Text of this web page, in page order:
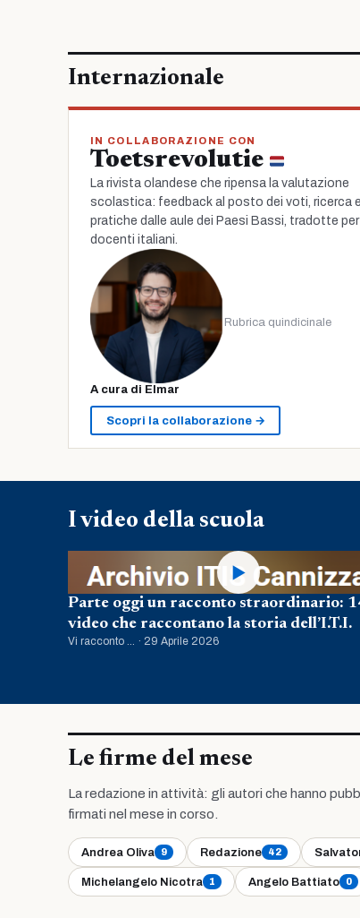
Internazionale
IN COLLABORAZIONE CON
Toetsrevolutie
La rivista olandese che ripensa la valutazione
scolastica: feedback al posto dei voti, ricerca e
pratiche dalle aule dei Paesi Bassi, tradotte per
docenti italiani.
A cura di Elmar
Rubrica quindicinale
Scopri la collaborazione →
I video della scuola
▶
Parte oggi un racconto straordinario:
video che raccontano la storia dell’I.T.I.
Vi racconto ... · 29 Aprile 2026
Le firme del mese
La redazione in attività: gli autori che hanno
firmati nel mese in corso.
Andrea Oliva 9 Redazione 42
Michelangelo Nicotra 1 Angelo Battiato 0